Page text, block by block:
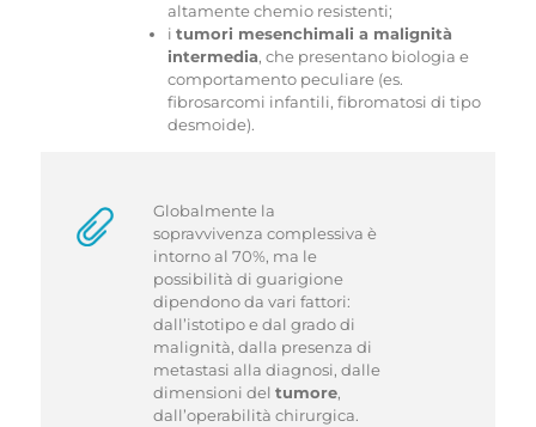
altamente chemio resistenti;
itumori mesenchimali a malignità
intermedia, che presentano biologia e
comportamento peculiare (es.
fibrosarcomi infantili, fibromatosi di tipo
desmoide).
Globalmente la
sopravvivenza complessiva è
intorno al 70%, ma le
possibilità di guarigione
dipendono da vari fattori:
dall’istotipo e dal grado di
malignità, dalla presenza di
metastasi alla diagnosi, dalle
dimensioni del tumore,
dall’operabilità chirurgica.